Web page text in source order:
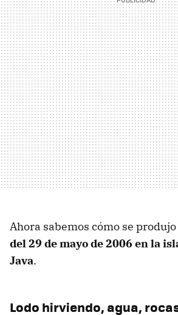
Ahora sabemos cómo se produjo
del 29 de mayo de 2006 en la
Java.
Lodo hirviendo, agua,